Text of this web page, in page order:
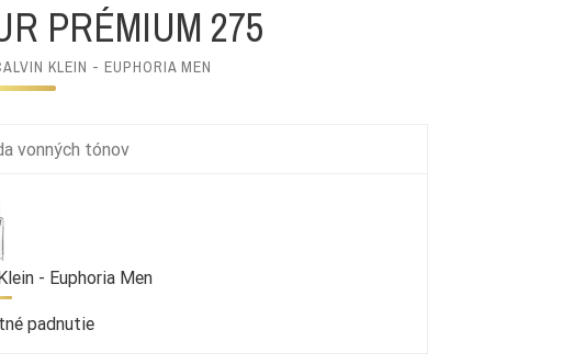
PRÉMIUM 275
KLEIN - EUPHORIA MEN
vonných tónov
- Euphoria Men
padnutie